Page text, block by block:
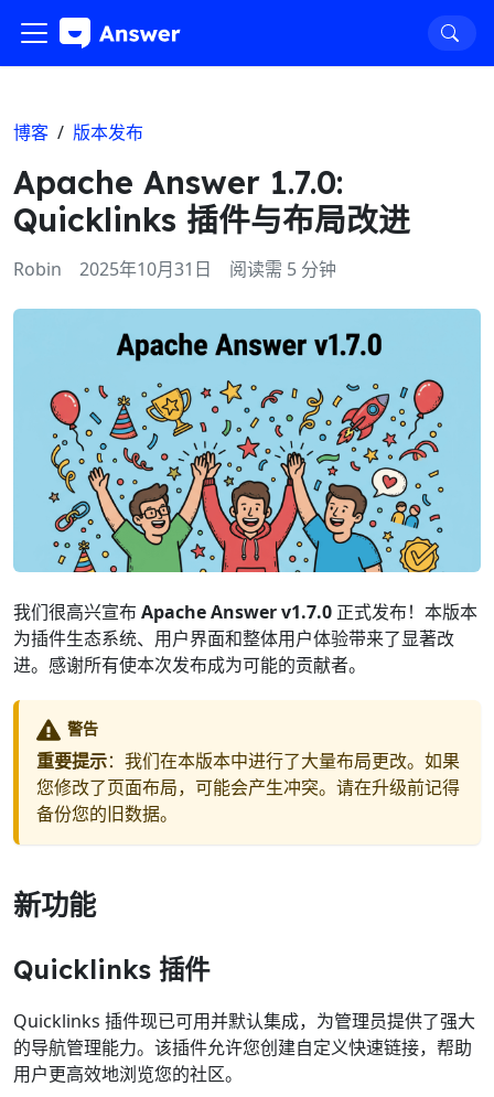
博客 / 版本发布
Apache Answer 1.7.0:
Quicklinks 插件与布局改进
Robin 2025年10月31日 阅读需 5 分钟
我们很高兴宣布 Apache Answer v1.7.0 正式发布！本版本
为插件生态系统、用户界面和整体用户体验带来了显著改
进。感谢所有使本次发布成为可能的贡献者。
警告
重要提示：我们在本版本中进行了大量布局更改。如果
您修改了页面布局，可能会产生冲突。请在升级前记得
备份您的旧数据。
新功能
Quicklinks 插件
Quicklinks 插件现已可用并默认集成，为管理员提供了强大
的导航管理能力。该插件允许您创建自定义快速链接，帮助
用户更高效地浏览您的社区。